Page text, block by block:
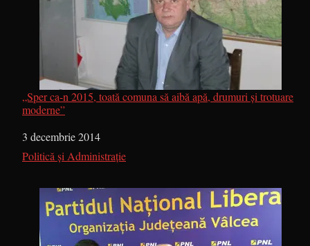
„Sper ca-n 2015, toată comuna să aibă apă, drumuri și trotuare
moderne”
Dată
3 decembrie 2014
În legătură cu
Politică și Administrație